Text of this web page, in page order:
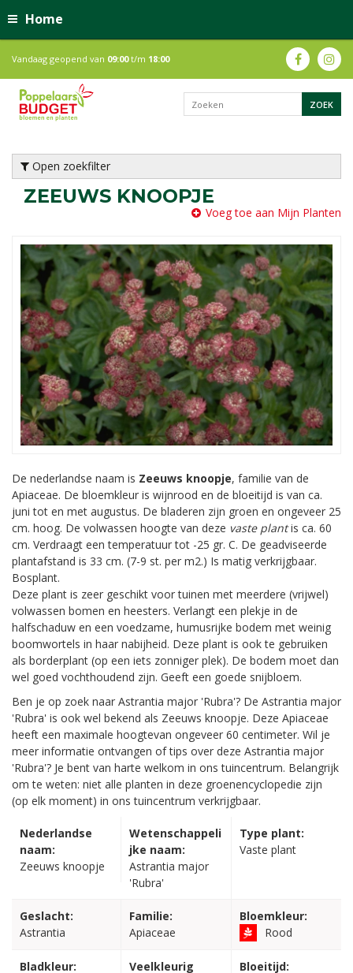
Home
Vandaag geopend van 09:00t/m 18:00
Open zoekfilter
ZEEUWS KNOOPJE
Voeg toe aan Mijn Planten
De nederlandse naam is Zeeuws knoopje, familie van de
Apiaceae. De bloemkleur is wijnrood en de bloeitijd is van ca.
juni tot en met augustus. De bladeren zijn groen en ongeveer 25
cm. hoog. De volwassen hoogte van deze vaste plantis ca. 60
cm. Verdraagt een temperatuur tot -25 gr. C. De geadviseerde
plantafstand is 33 cm. (7-9 st. per m2.) Is matig verkrijgbaar.
Bosplant.
Deze plant is zeer geschikt voor tuinen met meerdere (vrijwel)
volwassen bomen en heesters. Verlangt een plekje in de
halfschaduw en een voedzame, humusrijke bodem met weinig
boomwortels in haar nabijheid. Deze plant is ook te gebruiken
als borderplant (op een iets zonniger plek). De bodem moet dan
wel goed vochthoudend zijn. Geeft een goede snijbloem.
Ben je op zoek naar Astrantia major 'Rubra'? De Astrantia major
'Rubra' is ook wel bekend als Zeeuws knoopje. Deze Apiaceae
heeft een maximale hoogtevan ongeveer 60 centimeter. Wil je
meer informatie ontvangen of tips over deze Astrantia major
'Rubra'? Je bent van harte welkom in ons tuincentrum. Belangrijk
om te weten: niet alle planten in deze groenencyclopedie zijn
(op elk moment) in ons tuincentrum verkrijgbaar.
Nederlandse
naam:
Zeeuws knoopje
Wetenschappeli
jke naam:
Astrantia major
'Rubra'
Type plant:
Vaste plant
Geslacht:
Astrantia
Familie:
Apiaceae
Bloemkleur:
Rood
Bladkleur:
Veelkleurig
Bloeitijd: